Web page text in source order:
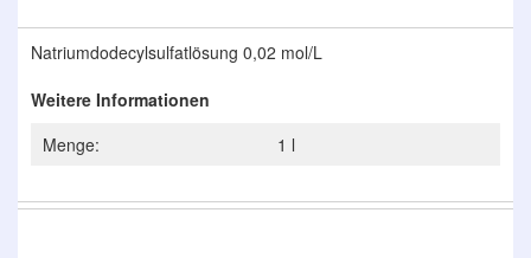
Anfang
Bildergalerie
springen
Natriumdodecylsulfatlösung 0,02 mol/L
Weitere Informationen
Menge:
1 l